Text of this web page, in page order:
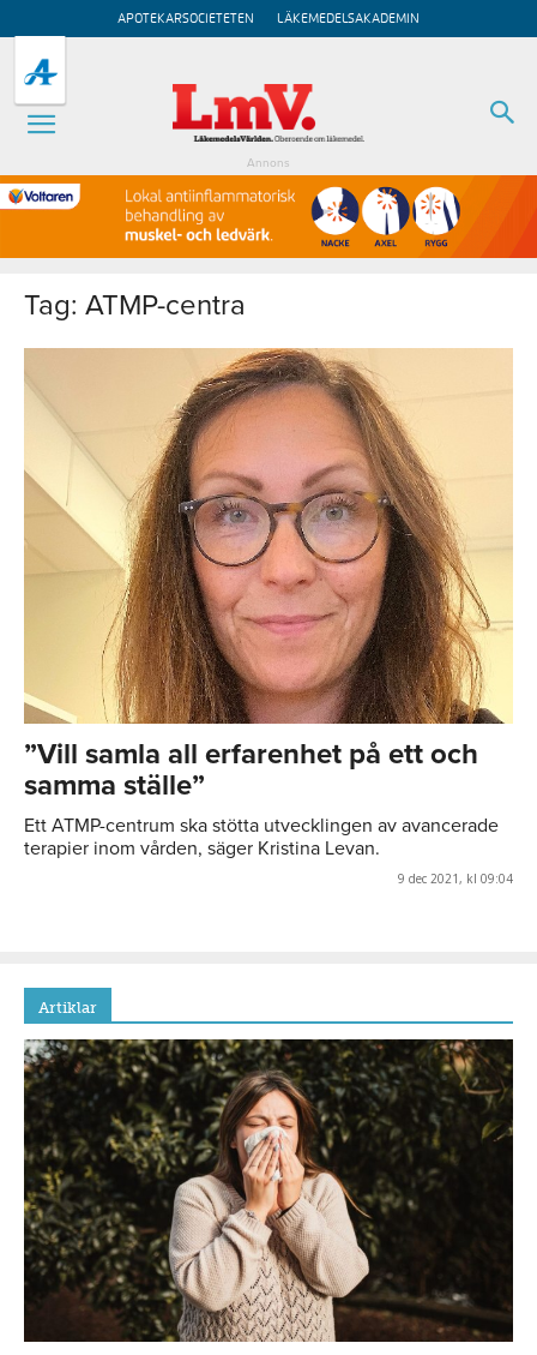
APOTEKARSOCIETETEN LÄKEMEDELSAKADEMIN
Annons
Tag: ATMP-centra
”Vill samla all erfarenhet på ett och
samma ställe”
Ett ATMP-centrum ska stötta utvecklingen av avancerade
terapier inom vården, säger Kristina Levan.
9 dec 2021, kl 09:04
Artiklar